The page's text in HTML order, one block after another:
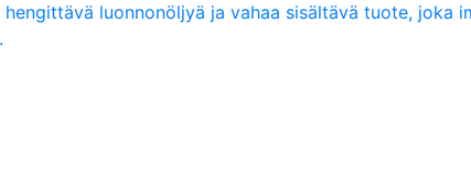
luonnonöljyä ja vahaa sisältävä tuote, joka